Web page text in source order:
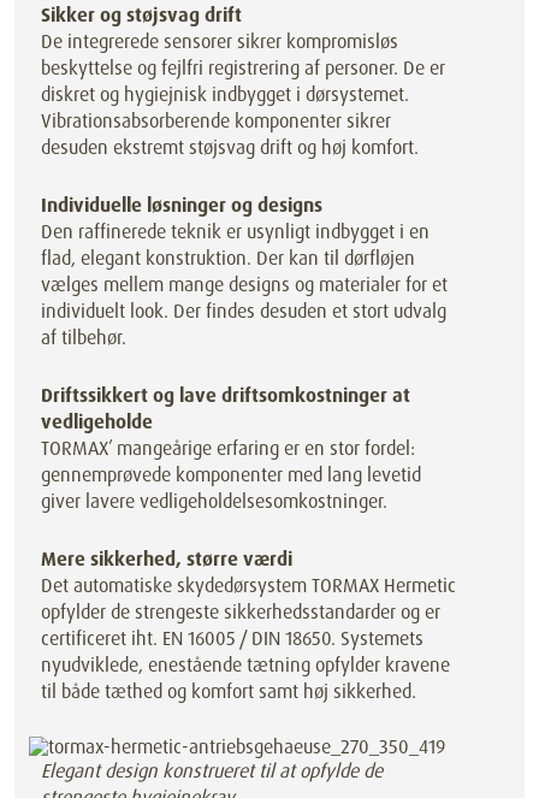
Sikker og støjsvag drift
De integrerede sensorer sikrer kompromisløs
beskyttelse og fejlfri registrering af personer. De er
diskret og hygiejnisk indbygget i dørsystemet.
Vibrationsabsorberende komponenter sikrer
desuden ekstremt støjsvag drift og høj komfort.
Individuelle løsninger og designs
Den raffinerede teknik er usynligt indbygget i en
flad, elegant konstruktion. Der kan til dørfløjen
vælges mellem mange designs og materialer for et
individuelt look. Der findes desuden et stort udvalg
af tilbehør.
Driftssikkert og lave driftsomkostninger at
vedligeholde
TORMAX’ mangeårige erfaring er en stor fordel:
gennemprøvede komponenter med lang levetid
giver lavere vedligeholdelsesomkostninger.
Mere sikkerhed, større værdi
Det automatiske skydedørsystem TORMAX Hermetic
opfylder de strengeste sikkerhedsstandarder og er
certificeret iht. EN 16005 / DIN 18650. Systemets
nyudviklede, enestående tætning opfylder kravene
til både tæthed og komfort samt høj sikkerhed.
Elegant design konstrueret til at opfylde de